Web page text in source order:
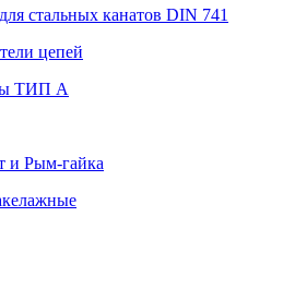
стальных канатов DIN 741
цепей
ТИП А
и Рым-гайка